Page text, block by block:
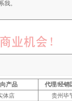
我。
产品
代理/经销
体店 贵州毕